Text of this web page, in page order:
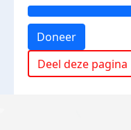
Doneer
Deel deze pagina